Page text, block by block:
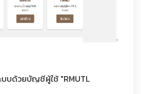
บบด้วยบัญชีผู้ใช้ "RMUTL